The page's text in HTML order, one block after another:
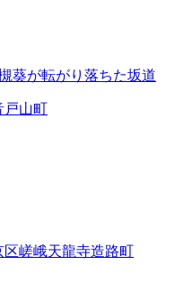
葵が転がり落ちた坂道
戸山町
嵯峨天龍寺造路町